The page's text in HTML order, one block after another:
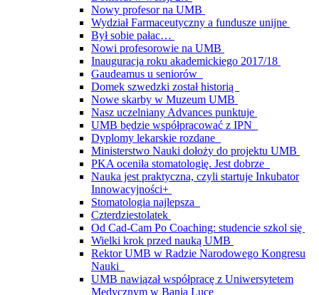
Nowy profesor na UMB
Wydział Farmaceutyczny a fundusze unijne
Był sobie pałac…
Nowi profesorowie na UMB
Inauguracja roku akademickiego 2017/18
Gaudeamus u seniorów
Domek szwedzki został historią
Nowe skarby w Muzeum UMB
Nasz uczelniany Advances punktuje
UMB będzie współpracować z IPN
Dyplomy lekarskie rozdane
Ministerstwo Nauki dołoży do projektu UMB
PKA oceniła stomatologię. Jest dobrze
Nauka jest praktyczna, czyli startuje Inkubator
Innowacyjności+
Stomatologia najlepsza
Czterdziestolatek
Od Cad-Cam Po Coaching: studencie szkol się
Wielki krok przed nauką UMB
Rektor UMB w Radzie Narodowego Kongresu
Nauki
UMB nawiązał współpracę z Uniwersytetem
Medycznym w Banja Luce